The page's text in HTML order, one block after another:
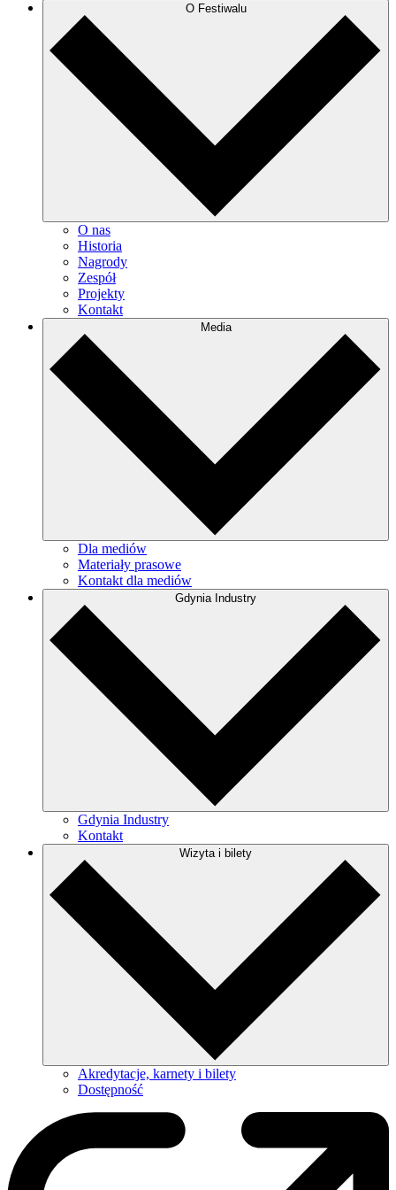
O Festiwalu
O nas
Historia
Nagrody
Zespół
Projekty
Kontakt
Media
Dla mediów
Materiały prasowe
Kontakt dla mediów
Gdynia Industry
Gdynia Industry
Kontakt
Wizyta i bilety
Akredytacje, karnety i bilety
Dostępność